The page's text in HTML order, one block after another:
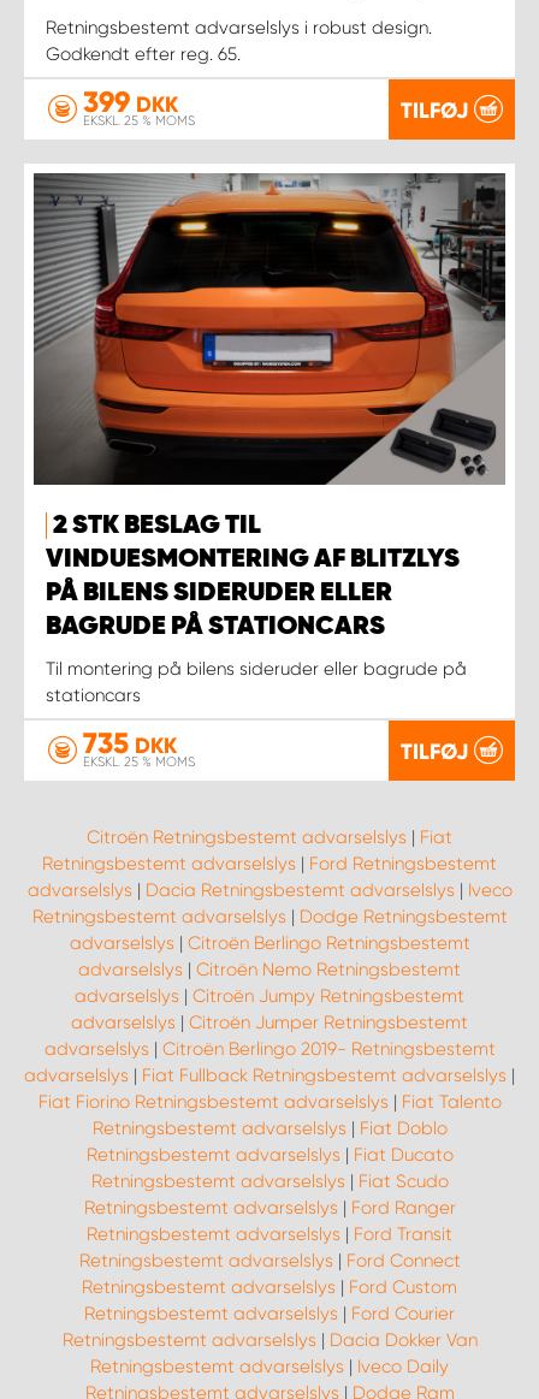
Retningsbestemt advarselslys i robust design.
Godkendt efter reg. 65.
399 DKK
EKSKL. 25 % MOMS TILFØJ
2 STK BESLAG TIL
VINDUESMONTERING AF BLITZLYS
PÅ BILENS SIDERUDER ELLER
BAGRUDE PÅ STATIONCARS
Til montering på bilens sideruder eller bagrude på
stationcars
735 DKK
EKSKL. 25 % MOMS TILFØJ
Citroën Retningsbestemt advarselslys | Fiat
Retningsbestemt advarselslys | Ford Retningsbestemt
advarselslys | Dacia Retningsbestemt advarselslys | Iveco
Retningsbestemt advarselslys | Dodge Retningsbestemt
advarselslys | Citroën Berlingo Retningsbestemt
advarselslys | Citroën Nemo Retningsbestemt
advarselslys | Citroën Jumpy Retningsbestemt
advarselslys | Citroën Jumper Retningsbestemt
advarselslys | Citroën Berlingo 2019- Retningsbestemt
advarselslys | Fiat Fullback Retningsbestemt advarselslys |
Fiat Fiorino Retningsbestemt advarselslys | Fiat Talento
Retningsbestemt advarselslys | Fiat Doblo
Retningsbestemt advarselslys | Fiat Ducato
Retningsbestemt advarselslys | Fiat Scudo
Retningsbestemt advarselslys | Ford Ranger
Retningsbestemt advarselslys | Ford Transit
Retningsbestemt advarselslys | Ford Connect
Retningsbestemt advarselslys | Ford Custom
Retningsbestemt advarselslys | Ford Courier
Retningsbestemt advarselslys | Dacia Dokker Van
Retningsbestemt advarselslys | Iveco Daily
Retningsbestemt advarselslys | Dodge Ram